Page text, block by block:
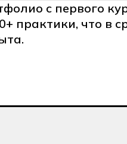
с первого
практики, что в